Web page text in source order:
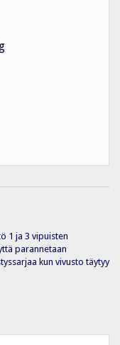
1 ja 3 vipuisten
parannetaan
kun vivusto täytyy